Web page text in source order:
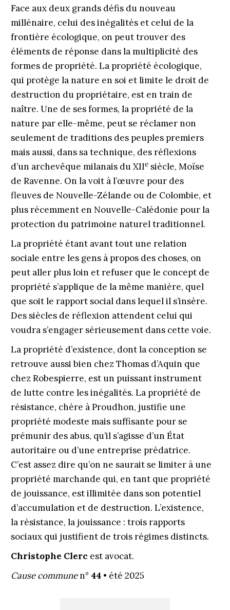
Face aux deux grands défis du nouveau
millénaire, celui des inégalités et celui de la
frontière écologique, on peut trouver des
éléments de réponse dans la multiplicité des
formes de propriété. La propriété écologique,
qui protège la nature en soi et limite le droit de
destruction du propriétaire, est en train de
naître. Une de ses formes, la propriété de la
nature par elle-même, peut se réclamer non
seulement de traditions des peuples premiers
mais aussi, dans sa technique, des réflexions
d’un archevêque milanais du XIIesiècle, Moïse
de Ravenne. On la voit à l’œuvre pour des
fleuves de Nouvelle-Zélande ou de Colombie, et
plus récemment en Nouvelle-­Calédonie pour la
protection du patrimoine naturel traditionnel.
La propriété étant avant tout une relation
sociale entre les gens à propos des choses, on
peut aller plus loin et refuser que le concept de
propriété s’applique de la même manière, quel
que soit le rapport social dans lequel il s’insère.
Des siècles de réflexion attendent celui qui
voudra s’engager sérieusement dans cette voie.
La propriété d’existence, dont la conception se
retrouve aussi bien chez Thomas d’Aquin que
chez Robespierre, est un puissant instrument
de lutte contre les inégalités. La propriété de
résistance, chère à Proudhon, justifie une
propriété modeste mais suffisante pour se
prémunir des abus, qu’il s’agisse d’un État
autoritaire ou d’une entreprise prédatrice.
C’est assez dire qu’on ne saurait se limiter à une
propriété marchande qui, en tant que propriété
de jouissance, est illimitée dans son potentiel
d’accumulation et de destruction. L’existence,
la résistance, la jouissance : trois rapports
sociaux qui justifient de trois régimes distincts.
Christophe Clerc est avocat.
Cause communen° 44• été 2025